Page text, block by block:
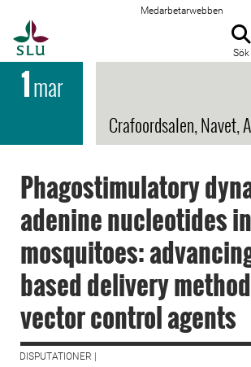
Medarbetarwebben
Sök
1mar
Crafoordsalen, Navet,
Phagostimulatory
adenine nucleotides in
mosquitoes:
based delivery
vector control agents
DISPUTATIONER |